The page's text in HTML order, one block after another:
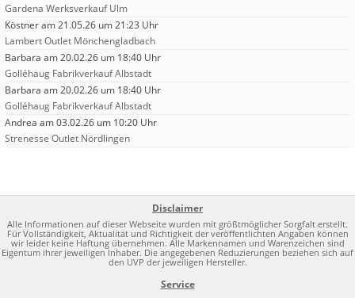
Gardena Werksverkauf Ulm
Köstneram 21.05.26 um 21:23 Uhr
Lambert Outlet Mönchengladbach
Barbara am 20.02.26 um 18:40 Uhr
Golléhaug Fabrikverkauf Albstadt
Barbara am 20.02.26 um 18:40 Uhr
Golléhaug Fabrikverkauf Albstadt
Andrea am 03.02.26 um 10:20 Uhr
Strenesse Outlet Nördlingen
Disclaimer
Alle Informationen auf dieser Webseite wurden mit größtmöglicher Sorgfalt erstellt.
Für Vollständigkeit, Aktualität und Richtigkeit der veröffentlichten Angaben können
wir leider keine Haftung übernehmen. Alle Markennamen und Warenzeichen sind
Eigentum ihrer jeweiligen Inhaber. Die angegebenen Reduzierungen beziehen sich auf
den UVP der jeweiligen Hersteller.
Service